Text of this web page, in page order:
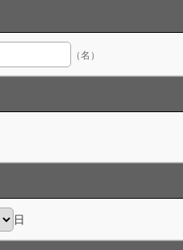
（名）
日